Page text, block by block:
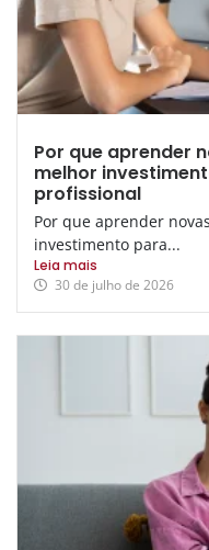
Por que aprender
melhor
profissional
Por que aprender
investimento para...
Leia mais
30 de julho de 2026